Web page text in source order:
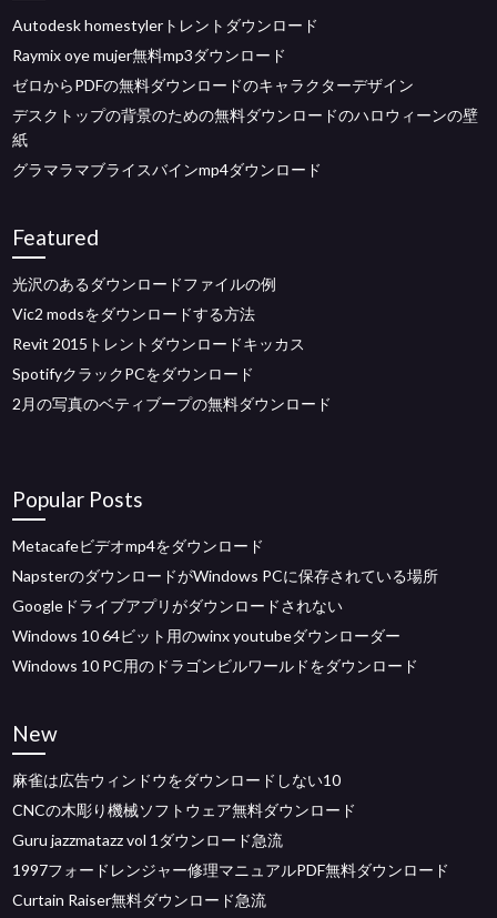
Autodesk homestylerトレントダウンロード
Raymix oye mujer無料mp3ダウンロード
ゼロからPDFの無料ダウンロードのキャラクターデザイン
デスクトップの背景のための無料ダウンロードのハロウィーンの壁
紙
グラマラマブライスバインmp4ダウンロード
Featured
光沢のあるダウンロードファイルの例
Vic2 modsをダウンロードする方法
Revit 2015トレントダウンロードキッカス
SpotifyクラックPCをダウンロード
2月の写真のベティブープの無料ダウンロード
Popular Posts
Metacafeビデオmp4をダウンロード
NapsterのダウンロードがWindows PCに保存されている場所
Googleドライブアプリがダウンロードされない
Windows 10 64ビット用のwinx youtubeダウンローダー
Windows 10 PC用のドラゴンビルワールドをダウンロード
New
麻雀は広告ウィンドウをダウンロードしない10
CNCの木彫り機械ソフトウェア無料ダウンロード
Guru jazzmatazz vol 1ダウンロード急流
1997フォードレンジャー修理マニュアルPDF無料ダウンロード
Curtain Raiser無料ダウンロード急流